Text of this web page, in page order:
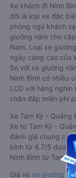
Xe khách đi Ninh
đôi là loại xe đặc
phòng ngủ khách
giường nằm cho
Nam. Loại xe
ngày càng cao của
So với xe giường
Ninh Bình có nhiều
LCD với hàng
chăn đắp miễn phí
Xe Tam Kỳ -
Xe từ Tam Kỳ -
đánh giá chung có
bình từ 4.7/5 dựa
Ninh Bình từ Tam
Giá vé xe giường